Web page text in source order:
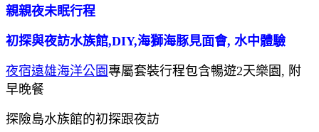
親親夜未眠行程
初探與夜訪水族館,DIY,海獅海豚見面會, 水中體驗
夜宿遠雄海洋公園專屬套裝行程包含暢遊2天樂園, 附
早晚餐
探險島水族館的初探跟夜訪